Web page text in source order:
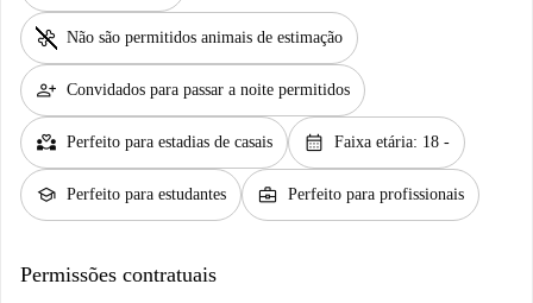
pet_supplies Não são permitidos animais de estimação
person_add Convidados para passar a noite permitidos
partner_heart Perfeito para estadias de casais calendar_month Faixa etária: 18 -
school Perfeito para estudantes business_center Perfeito para profissionais
Permissões contratuais